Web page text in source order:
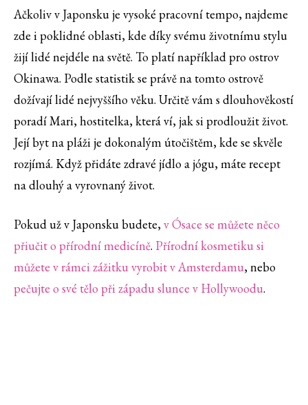
Ačkoliv v Japonsku je vysoké pracovní tempo, najdeme
zde i poklidné oblasti, kde díky svému životnímu stylu
žijí lidé nejdéle na světě. To platí například pro ostrov
Okinawa. Podle statistik se právě na tomto ostrově
dožívají lidé nejvyššího věku. Určitě vám s dlouhověkostí
poradí Mari, hostitelka, která ví, jak si prodloužit život.
Její byt na pláži je dokonalým útočištěm, kde se skvěle
rozjímá. Když přidáte zdravé jídlo a jógu, máte recept
na dlouhý a vyrovnaný život.
Pokud už v Japonsku budete,v Ósace se můžete něco
přiučit o přírodní medicíně. Přírodní kosmetiku si
můžete v rámci zážitku vyrobit v Amsterdamu, nebo
pečujte o své tělo při západu slunce v Hollywoodu.